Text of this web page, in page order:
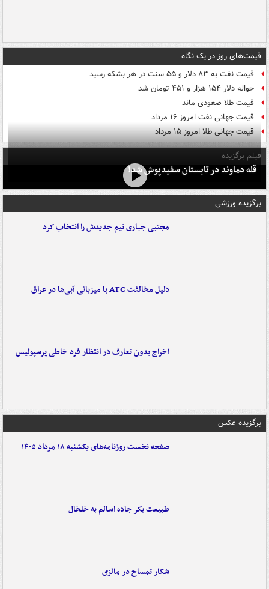
قیمت‌های روز در یک نگاه
قیمت نفت به ۸۳ دلار و ۵۵ سنت در هر بشکه رسید
حواله دلار ۱۵۴ هزار و ۴۵۱ تومان شد
قیمت طلا صعودی ماند
قیمت جهانی نفت امروز ۱۶ مرداد
قیمت جهانی طلا امروز ۱۵ مرداد
فیلم برگزیده
قله دماوند در تابستان سفیدپوش شد!
برگزیده ورزشی
مجتبی جباری تیم جدیدش را انتخاب کرد
دلیل مخالفت AFC با میزبانی آبی‌ها در عراق
اخراج بدون تعارف در انتظار فرد خاطی پرسپولیس
برگزیده عکس
صفحه نخست روزنامه‌های یکشنبه ۱۸ مرداد ۱۴۰۵
طبیعت بکر جاده اسالم به خلخال
شکار تمساح در مالزی